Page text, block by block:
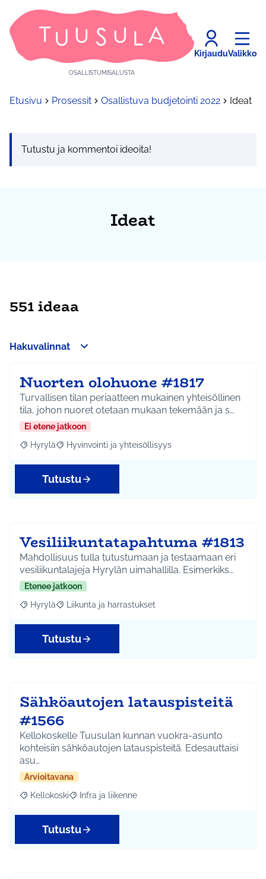
OSALLISTUMISALUSTA
KirjauduValikko
Etusivu Prosessit Osallistuva budjetointi 2022 Ideat
Tutustu ja kommentoi ideoita!
Ideat
551 ideaa
Hakuvalinnat
Nuorten olohuone #1817
Turvallisen tilan periaatteen mukainen yhteisöllinen
tila, johon nuoret otetaan mukaan tekemään ja s…
Ei etene jatkoon
Rajaa tulokset aihepiirin mukaan: Hyrylä
Hyrylä Rajaa tulokset teeman mukaan: Hyvinvointi ja
Hyvinvointi ja yhteisöllisyys
Tutustu
Vesiliikuntatapahtuma #1813
Mahdollisuus tulla tutustumaan ja testaamaan eri
vesiliikuntalajeja Hyrylän uimahallilla. Esimerkiks…
Etenee jatkoon
Rajaa tulokset aihepiirin mukaan: Hyrylä
Hyrylä Rajaa tulokset teeman mukaan: Liikunta ja
Liikunta ja harrastukset
Tutustu
Sähköautojen latauspisteitä
#1566
Kellokoskelle Tuusulan kunnan vuokra-asunto
kohteisiin sähköautojen latauspisteitä. Edesauttaisi
asu…
Arvioitavana
Rajaa tulokset aihepiirin mukaan: Kellokoski
Kellokoski Rajaa tulokset teeman mukaan: Infra ja liikenne
Infra ja liikenne
Tutustu